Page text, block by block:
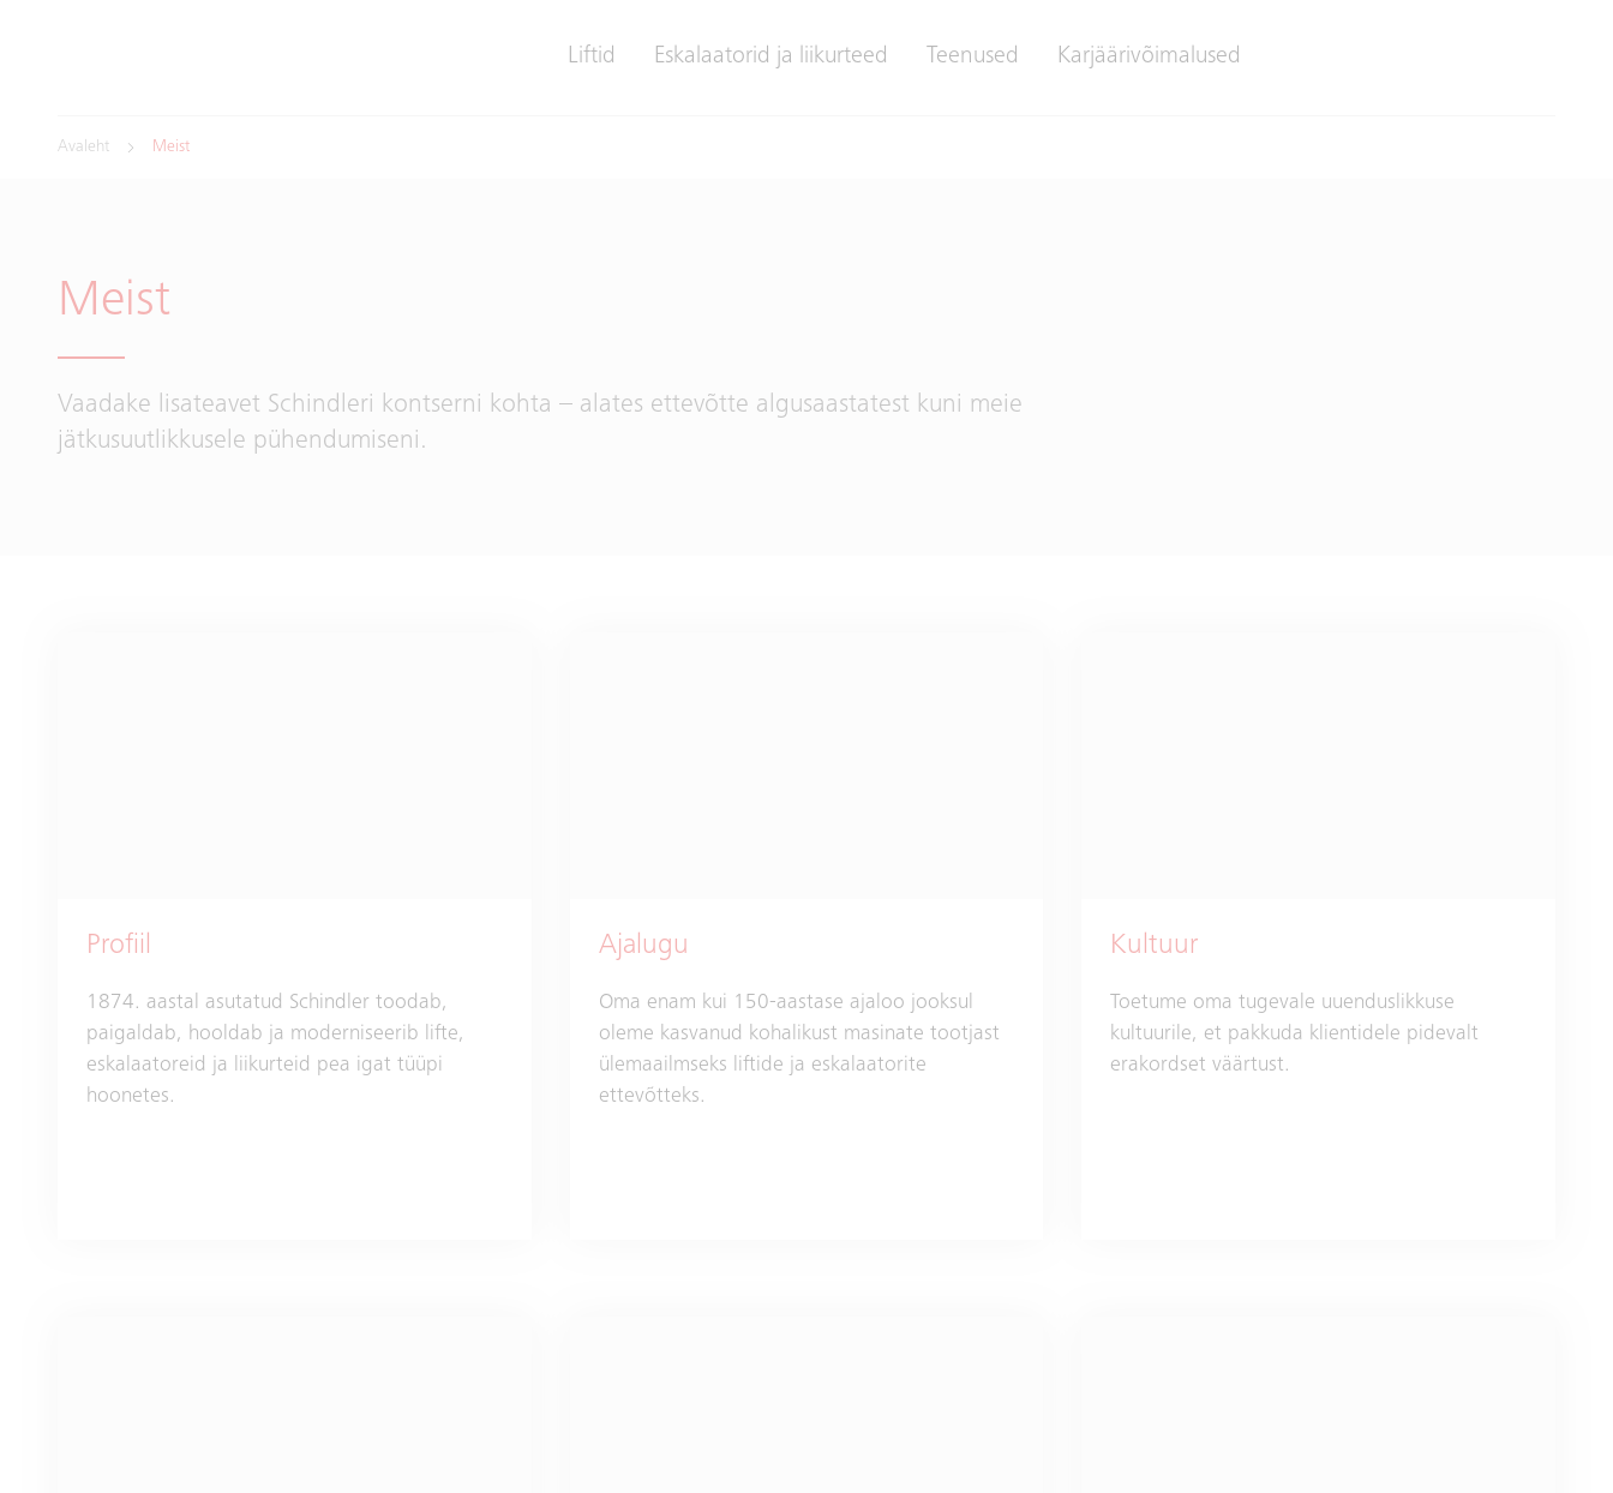
Liftid Eskalaatorid ja liikurteed Teenused Karjäärivõimalused
Avaleht Meist
Meist
Vaadake lisateavet Schindleri kontserni kohta – alates ettevõtte algusaastatest kuni meie
jätkusuutlikkusele pühendumiseni.
Profiil
1874. aastal asutatud Schindler toodab,
paigaldab, hooldab ja moderniseerib lifte,
eskalaatoreid ja liikurteid pea igat tüüpi
hoonetes.
Ajalugu
Oma enam kui 150-aastase ajaloo jooksul
oleme kasvanud kohalikust masinate tootjast
ülemaailmseks liftide ja eskalaatorite
ettevõtteks.
Kultuur
Toetume oma tugevale uuenduslikkuse
kultuurile, et pakkuda klientidele pidevalt
erakordset väärtust.